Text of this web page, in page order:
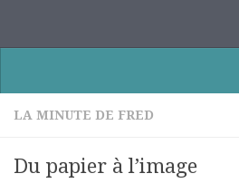
Nous contacter
Numéros de la revue de la S.L.N.L.
LA MINUTE DE FRED
Du papier à l’image